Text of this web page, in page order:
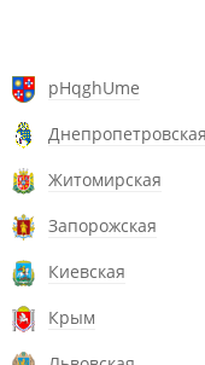
pHqghUme
Днепропетровская
Житомирская
Запорожская
Киевская
Крым